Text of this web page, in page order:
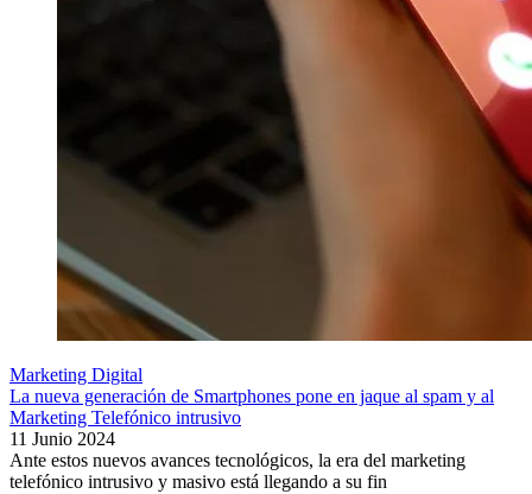
Marketing Digital
La nueva generación de Smartphones pone en jaque al spam y al
Marketing Telefónico intrusivo
11 Junio 2024
Ante estos nuevos avances tecnológicos, la era del marketing
telefónico intrusivo y masivo está llegando a su fin